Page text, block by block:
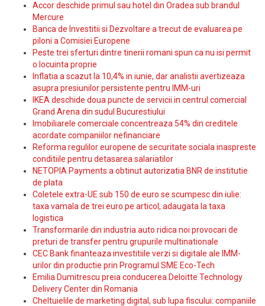
Accor deschide primul sau hotel din Oradea sub brandul
Mercure
Banca de Investitii si Dezvoltare a trecut de evaluarea pe
piloni a Comisiei Europene
Peste trei sferturi dintre tinerii romani spun ca nu isi permit
o locuinta proprie
Inflatia a scazut la 10,4% in iunie, dar analistii avertizeaza
asupra presiunilor persistente pentru IMM-uri
IKEA deschide doua puncte de servicii in centrul comercial
Grand Arena din sudul Bucurestiului
Imobiliarele comerciale concentreaza 54% din creditele
acordate companiilor nefinanciare
Reforma regulilor europene de securitate sociala inaspreste
conditiile pentru detasarea salariatilor
NETOPIA Payments a obtinut autorizatia BNR de institutie
de plata
Coletele extra-UE sub 150 de euro se scumpesc din iulie:
taxa vamala de trei euro pe articol, adaugata la taxa
logistica
Transformarile din industria auto ridica noi provocari de
preturi de transfer pentru grupurile multinationale
CEC Bank finanteaza investitiile verzi si digitale ale IMM-
urilor din productie prin Programul SME Eco-Tech
Emilia Dumitrescu preia conducerea Deloitte Technology
Delivery Center din Romania
Cheltuielile de marketing digital, sub lupa fiscului: companiile